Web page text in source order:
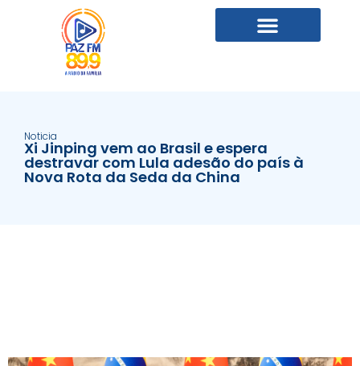
Noticia
Xi Jinping vem ao Brasil e espera
destravar com Lula adesão do país à
Nova Rota da Seda da China